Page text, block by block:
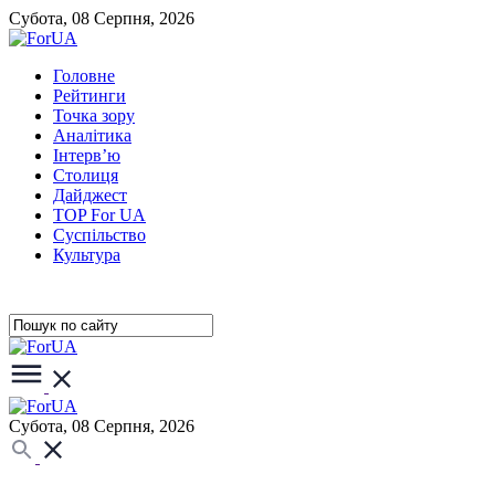
Субота, 08 Серпня, 2026
Головне
Рейтинги
Точка зору
Аналітика
Інтерв’ю
Столиця
Дайджест
TOP For UA
Суспiльство
Культура
Субота, 08 Серпня, 2026